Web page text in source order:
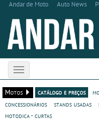
Andar de Moto Auto News
Toggle
navigation
Motos
catálogo e preços
concessionários
stands usadas
motodica - curtas